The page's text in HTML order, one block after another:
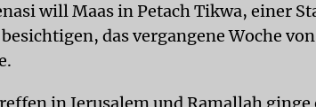
will Maas in Petach Tikwa, einer
das vergangene Woche